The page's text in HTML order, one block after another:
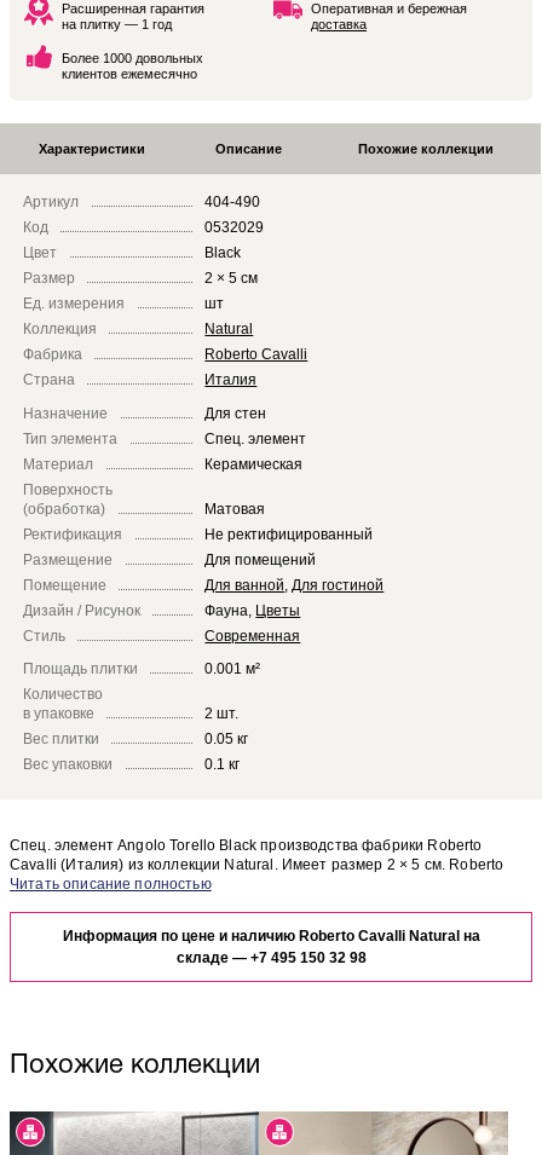
Расширенная гарантия
на плитку — 1 год
Оперативная и бережная
доставка
Более 1000 довольных
клиентов ежемесячно
Характеристики Описание Похожие коллекции
Артикул
404-490
Код
0532029
Цвет
Black
Размер
2 × 5 см
Ед. измерения
шт
Коллекция
Natural
Фабрика
Roberto Cavalli
Страна
Италия
Назначение
Для стен
Тип элемента
Спец. элемент
Материал
Керамическая
Поверхность
(обработка)
Матовая
Ректификация
Не ректифицированный
Размещение
Для помещений
Помещение
Для ванной Для гостиной
Дизайн / Рисунок
Фауна Цветы
Стиль
Современная
Площадь плитки
0.001 м²
Количество
в упаковке
2 шт.
Вес плитки
0.05 кг
Вес упаковки
0.1 кг
Спец. элемент Angolo Torello Black производства фабрики Roberto
Cavalli (Италия) из коллекции Natural. Имеет размер 2 × 5 см. Roberto
Cavalli Natural Angolo Torello Black отлично сочетается с другими
выглядеть в отделке Вашего помещения, закажите бесплатный дизайн-
проект с использованием элементов коллекции Roberto Cavalli Natural.
Информация по цене и наличию Roberto Cavalli Natural на
складе — +7 495 150 32 98
Похожие коллекции